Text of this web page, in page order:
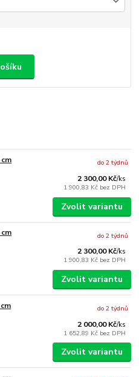
2 300,00 Kč/ks
1 900,83 Kč bez DPH
do 2 týdnů
Zvolit variantu
2 300,00 Kč/ks
1 900,83 Kč bez DPH
do 2 týdnů
Zvolit variantu
2 000,00 Kč/ks
1 652,89 Kč bez DPH
do 2 týdnů
Zvolit variantu